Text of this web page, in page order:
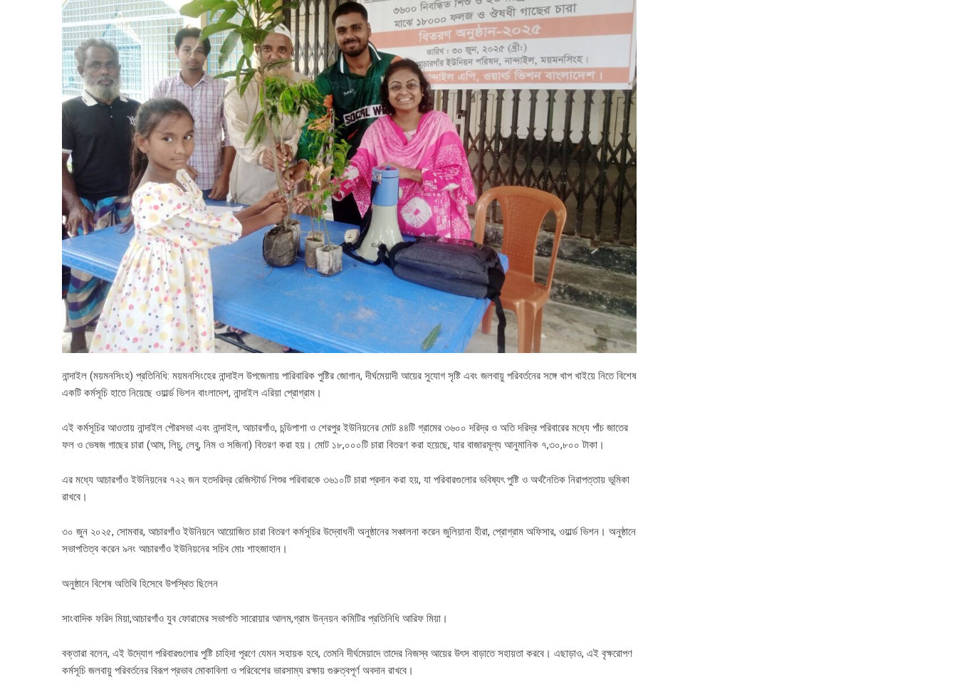
নান্দাইল (ময়মনসিংহ) প্রতিনিধি: ময়মনসিংহের নান্দাইল উপজেলায় পারিবারিক পুষ্টির জোগান, দীর্ঘমেয়াদী আয়ের সুযোগ সৃষ্টি এবং জলবায়ু পরিবর্তনের সঙ্গে খাপ খাইয়ে নিতে বিশেষ
একটি কর্মসূচি হাতে নিয়েছে ওয়ার্ল্ড ভিশন বাংলাদেশ, নান্দাইল এরিয়া প্রোগ্রাম।
এই কর্মসূচির আওতায় নান্দাইল পৌরসভা এবং নান্দাইল, আচারগাঁও, চন্ডিপাশা ও শেরপুর ইউনিয়নের মোট ৪৪টি গ্রামের ৩৬০০ দরিদ্র ও অতি দরিদ্র পরিবারের মধ্যে পাঁচ জাতের
ফল ও ভেষজ গাছের চারা (আম, লিচু, লেবু, নিম ও সজিনা) বিতরণ করা হয়। মোট ১৮,০০০টি চারা বিতরণ করা হয়েছে, যার বাজারমূল্য আনুমানিক ৭,৩০,৮০০ টাকা।
এর মধ্যে আচারগাঁও ইউনিয়নের ৭২২ জন হতদরিদ্র রেজিস্টার্ড শিশুর পরিবারকে ৩৬১০টি চারা প্রদান করা হয়, যা পরিবারগুলোর ভবিষ্যৎ পুষ্টি ও অর্থনৈতিক নিরাপত্তায় ভূমিকা
রাখবে।
৩০ জুন ২০২৫, সোমবার, আচারগাঁও ইউনিয়নে আয়োজিত চারা বিতরণ কর্মসূচির উদ্বোধনী অনুষ্ঠানের সঞ্চালনা করেন জুলিয়ানা হীরা, প্রোগ্রাম অফিসার, ওয়ার্ল্ড ভিশন। অনুষ্ঠানে
সভাপতিত্ব করেন ৯নং আচারগাঁও ইউনিয়নের সচিব মোঃ শাহজাহান।
অনুষ্ঠানে বিশেষ অতিথি হিসেবে উপস্থিত ছিলেন
সাংবাদিক ফরিদ মিয়া,আচারগাঁও যুব ফোরামের সভাপতি সারোয়ার আলম,গ্রাম উন্নয়ন কমিটির প্রতিনিধি আরিফ মিয়া।
বক্তারা বলেন, এই উদ্যোগ পরিবারগুলোর পুষ্টি চাহিদা পূরণে যেমন সহায়ক হবে, তেমনি দীর্ঘমেয়াদে তাদের নিজস্ব আয়ের উৎস বাড়াতে সহায়তা করবে। এছাড়াও, এই বৃক্ষরোপণ
কর্মসূচি জলবায়ু পরিবর্তনের বিরূপ প্রভাব মোকাবিলা ও পরিবেশের ভারসাম্য রক্ষায় গুরুত্বপূর্ণ অবদান রাখবে।